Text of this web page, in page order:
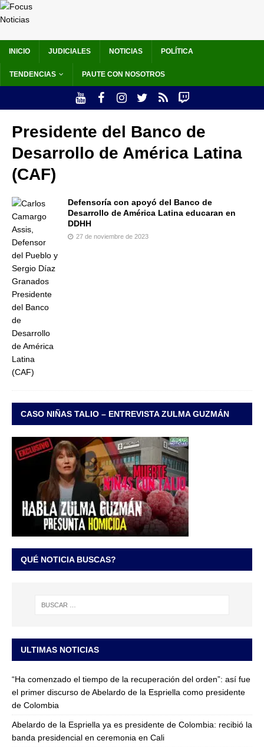
INICIO JUDICIALES NOTICIAS POLÍTICA
TENDENCIAS PAUTE CON NOSOTROS
Presidente del Banco de
Desarrollo de América Latina
(CAF)
Defensoría con apoyó del Banco de
Desarrollo de América Latina educaran en
DDHH
27 de noviembre de 2023
CASO NIÑAS TALIO – ENTREVISTA ZULMA GUZMÁN
QUÉ NOTICIA BUSCAS?
ULTIMAS NOTICIAS
“Ha comenzado el tiempo de la recuperación del orden”: así fue
el primer discurso de Abelardo de la Espriella como presidente
de Colombia
Abelardo de la Espriella ya es presidente de Colombia: recibió la
banda presidencial en ceremonia en Cali